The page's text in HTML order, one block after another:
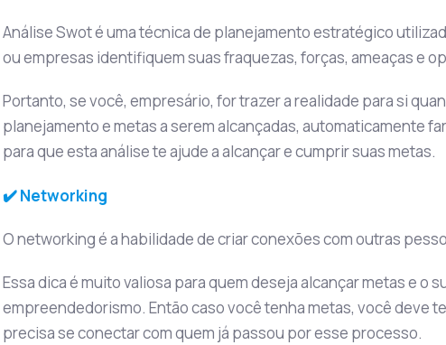
Análise Swot é uma técnica de planejamento estratégico
ou empresas identifiquem suas fraquezas, forças, ameaças e
Portanto, se você, empresário, for trazer a realidade para si
planejamento e metas a serem alcançadas, automaticamente
para que esta análise te ajude a alcançar e cumprir suas metas.
✔️ Networking
O networking é a habilidade de criar conexões com outras
Essa dica é muito valiosa para quem deseja alcançar metas e o
empreendedorismo. Então caso você tenha metas, você deve
precisa se conectar com quem já passou por esse processo.